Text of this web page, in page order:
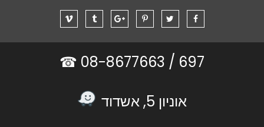
697 /
אוניון 5, אשדוד